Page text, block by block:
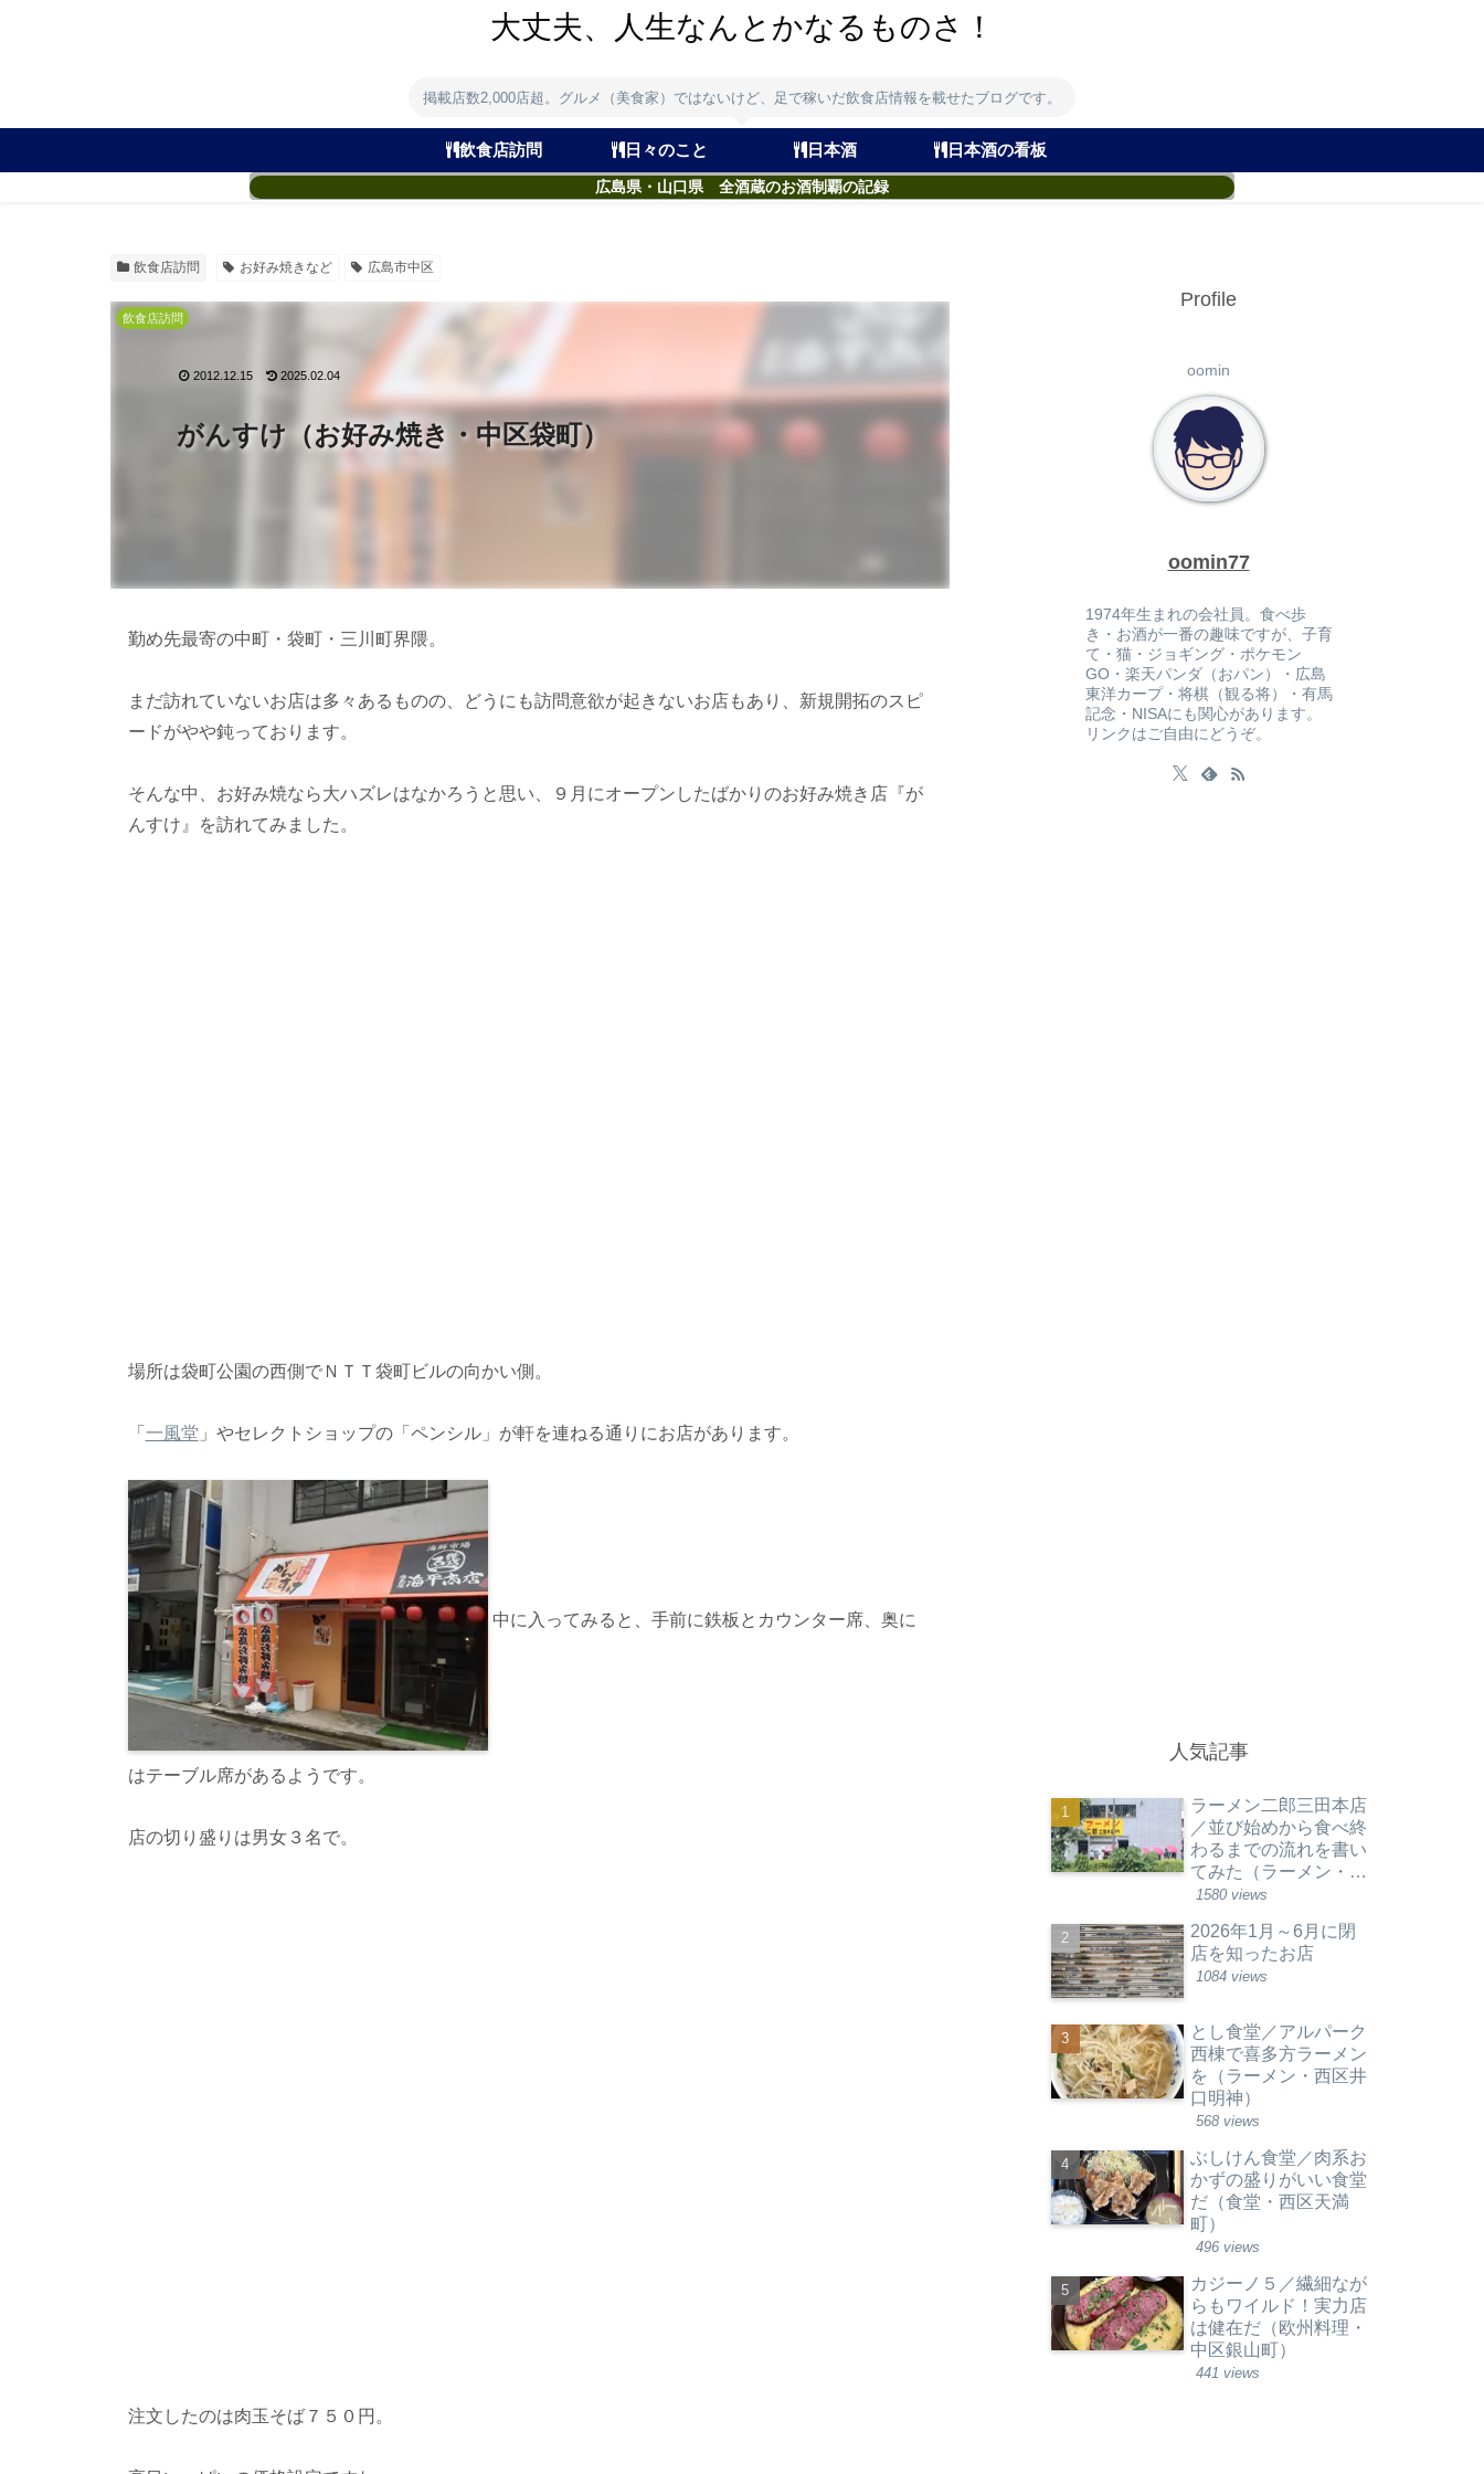
大丈夫、人生なんとかなるものさ！
掲載店数2,000店超。グルメ（美食家）ではないけど、足で稼いだ飲食店情報を載せたブログです。
飲食店訪問 日々のこと 日本酒 日本酒の看板
広島県・山口県 全酒蔵のお酒制覇の記録
飲食店訪問 お好み焼きなど 広島市中区
がんすけ（お好み焼き・中区袋町）
飲食店訪問
2012.12.15 2025.02.04
勤め先最寄の中町・袋町・三川町界隈。
まだ訪れていないお店は多々あるものの、どうにも訪問意欲が起きないお店もあり、新規開拓のスピ
ードがやや鈍っております。
そんな中、お好み焼なら大ハズレはなかろうと思い、９月にオープンしたばかりのお好み焼き店『が
んすけ』を訪れてみました。
場所は袋町公園の西側でＮＴＴ袋町ビルの向かい側。
「 一風堂 」やセレクトショップの「ペンシル」が軒を連ねる通りにお店があります。
中に入ってみると、手前に鉄板とカウンター席、奥に
はテーブル席があるようです。
店の切り盛りは男女３名で。
注文したのは肉玉そば７５０円。
Profile
oomin
oomin77
1974年生まれの会社員。食べ歩
き・お酒が一番の趣味ですが、子育
て・猫・ジョギング・ポケモン
GO・楽天パンダ（おパン）・広島
東洋カープ・将棋（観る将）・有馬
記念・NISAにも関心があります。
リンクはご自由にどうぞ。
人気記事
ラーメン二郎三田本店
／並び始めから食べ終
わるまでの流れを書い
てみた（ラーメン・東
京都港区）
1580 views
2026年1月～6月に閉
店を知ったお店
1084 views
とし食堂／アルパーク
西棟で喜多方ラーメン
を（ラーメン・西区井
口明神）
568 views
ぶしけん食堂／肉系お
かずの盛りがいい食堂
だ（食堂・西区天満
町）
496 views
カジーノ５／繊細なが
らもワイルド！実力店
は健在だ（欧州料理・
中区銀山町）
441 views